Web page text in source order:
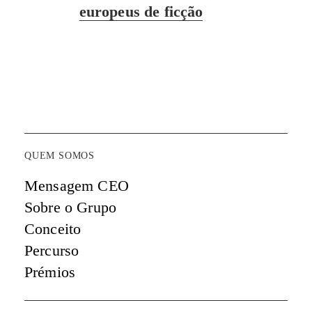
europeus de ficção
QUEM SOMOS
Mensagem CEO
Sobre o Grupo
Conceito
Percurso
Prémios